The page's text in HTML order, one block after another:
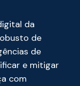
da
de
de
e mitigar
com